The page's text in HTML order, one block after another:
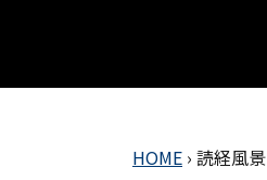
HOME › 読経風景